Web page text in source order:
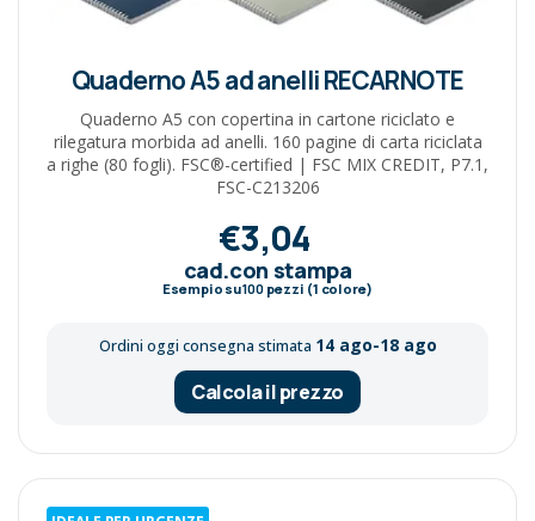
Quaderno A5 ad anelli RECARNOTE
Quaderno A5 con copertina in cartone riciclato e
rilegatura morbida ad anelli. 160 pagine di carta riciclata
a righe (80 fogli). FSC®-certified | FSC MIX CREDIT, P7.1,
FSC-C213206
€3,04
cad.con stampa
Esempio su100pezzi (1 colore)
Ordini oggi consegna stimata 14 ago-18 ago
Calcola il prezzo